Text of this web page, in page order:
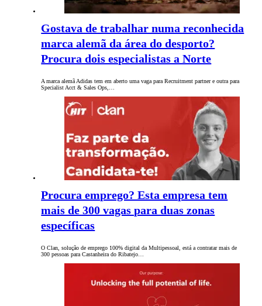
Gostava de trabalhar numa reconhecida
marca alemã da área do desporto?
Procura dois especialistas a Norte
A marca alemã Adidas tem em aberto uma vaga para Recruitment partner e outra para
Specialist Acct & Sales Ops,…
Procura emprego? Esta empresa tem
mais de 300 vagas para duas zonas
específicas
O Clan, solução de emprego 100% digital da Multipessoal, está a contratar mais de
300 pessoas para Castanheira do Ribatejo…